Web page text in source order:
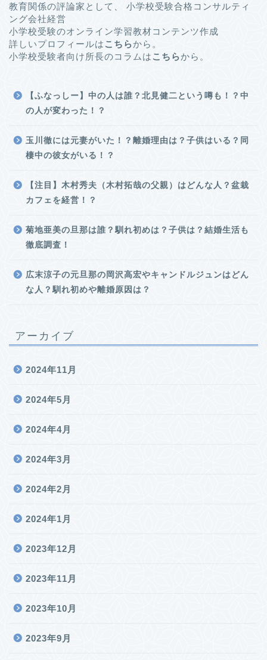
教育関係の評論家として、 小学校受験合格コンサルティ
ング会社経営
小学校受験のオンライン学習教材コンテンツ作成
詳しいプロフィールはこちらから。
小学校受験者向け所長のコラムはこちらから。
【ふなっしー】中の人は誰？北見健二という噂も！？中
の人が変わった！？
玉川徹には元妻がいた！？離婚理由は？子供はいる？同
棲中の彼女がいる！？
【注目】木村秀夫（木村拓哉の父親）はどんな人？盆栽
カフェを経営！？
菊地亜美の旦那は誰？馴れ初めは？子供は？結婚生活も
徹底調査！
広末涼子の元旦那の岡沢高宏やキャンドルジュンはどん
な人？馴れ初めや離婚原因は？
アーカイブ
2024年11月
2024年5月
2024年4月
2024年3月
2024年2月
2024年1月
2023年12月
2023年11月
2023年10月
2023年9月